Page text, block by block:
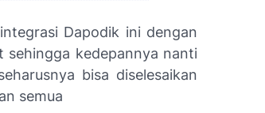
Dapodik ini dengan
sehingga kedepannya nanti
bisa diselesaikan
semua